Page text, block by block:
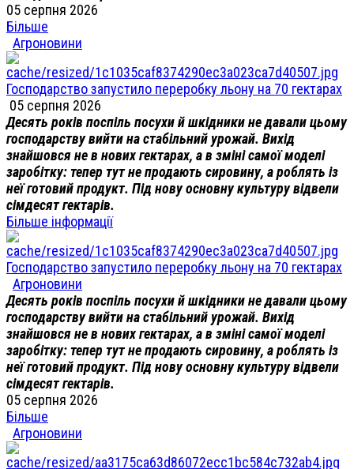
05 серпня 2026
Більше
Агроновини
Господарство запустило переробку льону на 70 гектарах
05 серпня 2026
Десять років поспіль посухи й шкідники не давали цьому
господарству вийти на стабільний урожай. Вихід
знайшовся не в нових гектарах, а в зміні самої моделі
заробітку: тепер тут не продають сировину, а роблять із
неї готовий продукт. Під нову основну культуру відвели
сімдесят гектарів.
Більше інформації
Господарство запустило переробку льону на 70 гектарах
Агроновини
Десять років поспіль посухи й шкідники не давали цьому
господарству вийти на стабільний урожай. Вихід
знайшовся не в нових гектарах, а в зміні самої моделі
заробітку: тепер тут не продають сировину, а роблять із
неї готовий продукт. Під нову основну культуру відвели
сімдесят гектарів.
05 серпня 2026
Більше
Агроновини